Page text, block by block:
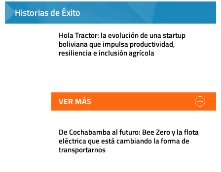
Historias de Éxito
Hola Tractor: la evolución de una startup
boliviana que impulsa productividad,
resiliencia e inclusión agrícola
VER MÁS
De Cochabamba al futuro: Bee Zero y la flota
eléctrica que está cambiando la forma de
transportarnos